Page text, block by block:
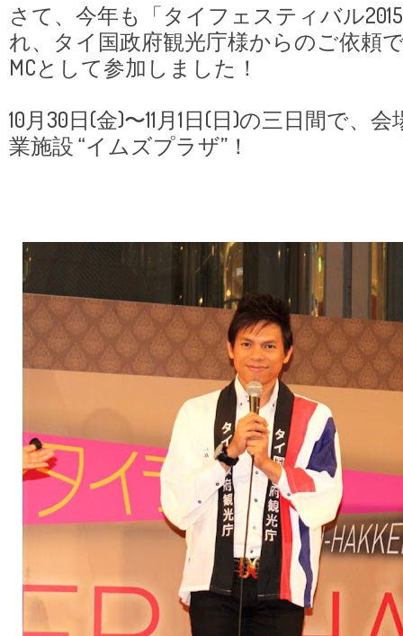
さて、今年も「タイフェスティバル
れ、タイ国政府観光庁様からのご依頼
MCとして参加しました！
10月30日(金)〜11月1日(日)の三日間で、
業施設 “イムズプラザ”！